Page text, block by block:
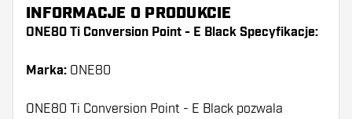
INFORMACJE O PRODUKCIE
ONE80 Ti Conversion Point - E Black Specyfikacje:
Marka: ONE80
ONE80 Ti Conversion Point - E Black pozwala